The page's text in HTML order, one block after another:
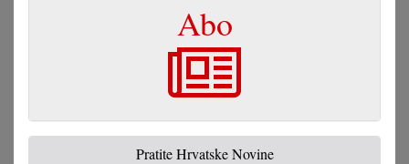
Abo
Pratite Hrvatske Novine